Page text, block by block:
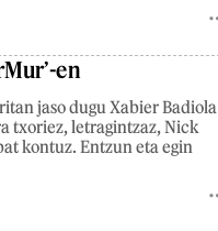
en
jaso dugu Xabier Badiola
txoriez, letragintzaz, Nick
kontuz. Entzun eta egin